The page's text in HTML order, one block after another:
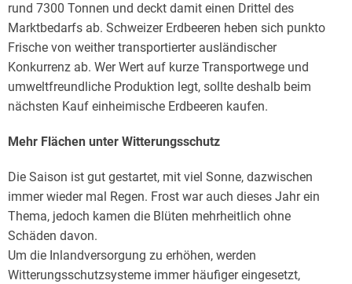
rund 7300 Tonnen und deckt damit einen Drittel des
Marktbedarfs ab. Schweizer Erdbeeren heben sich punkto
Frische von weither transportierter ausländischer
Konkurrenz ab. Wer Wert auf kurze Transportwege und
umweltfreundliche Produktion legt, sollte deshalb beim
nächsten Kauf einheimische Erdbeeren kaufen.
Mehr Flächen unter Witterungsschutz
Die Saison ist gut gestartet, mit viel Sonne, dazwischen
immer wieder mal Regen. Frost war auch dieses Jahr ein
Thema, jedoch kamen die Blüten mehrheitlich ohne
Schäden davon.
Um die Inlandversorgung zu erhöhen, werden
Witterungsschutzsysteme immer häufiger eingesetzt,